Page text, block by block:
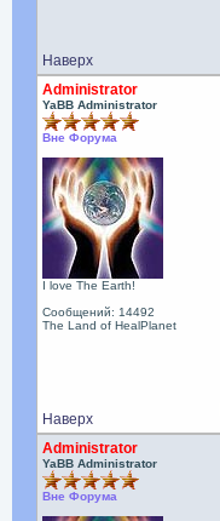
Наверх
Administrator
YaBB Administrator
Вне Форума
I love The Earth!
Сообщений: 14492
The Land of HealPlanet
Наверх
Administrator
YaBB Administrator
Вне Форума